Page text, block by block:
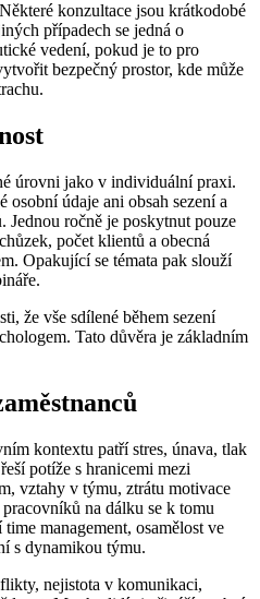
konzultace jsou krátkodobé
případech se jedná o
vedení, pokud je to pro
bezpečný prostor, kde může
úrovni jako v individuální praxi.
osobní údaje ani obsah sezení a
Jednou ročně je poskytnut pouze
počet klientů a obecná
Opakující se témata pak slouží
že vše sdílené během sezení
Tato důvěra je základním
kontextu patří stres, únava, tlak
potíže s hranicemi mezi
vztahy v týmu, ztrátu motivace
na dálku se k tomu
management, osamělost ve
s dynamikou týmu.
nejistota v komunikaci,